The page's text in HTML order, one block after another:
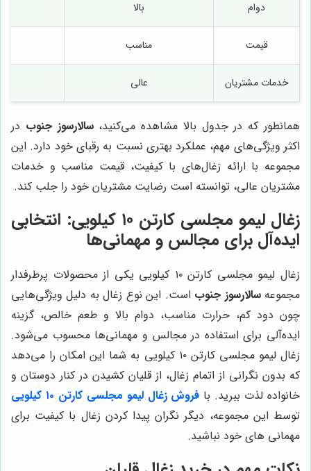
دوام بالا
قیمت مناسب
خدمات مشتریان عالی
همانطور که در جدول بالا مشاهده می‌کنید،سالارسوز جنوب در
اکثر ویژگی‌های مهم، عملکرد بهتری نسبت به رقبای خود دارد. این
مجموعه با ارائه زغال‌های با کیفیت، قیمت مناسب و خدمات
مشتریان عالی، توانسته است رضایت مشتریان خود را جلب کند.
زغال لیمو مجلسی کارتن ۱۰ کیلویی: انتخابی
ایده‌آل برای مجالس و مهمانی‌ها
زغال لیمو مجلسی کارتن ۱۰ کیلویی یکی از محصولات پرطرفدار
مجموعهسالارسوز جنوب است. این نوع زغال به دلیل ویژگی‌هایی
چون دود کم، حرارت مناسب، دوام بالا و طعم خالص، گزینه
ایده‌آلی برای استفاده در مجالس و مهمانی‌ها محسوب می‌شود.
زغال لیمو مجلسی کارتن ۱۰ کیلویی به شما این امکان را می‌دهد
که بدون نگرانی از اتمام زغال، از قلیان کشیدن در کنار دوستان و
خانواده لذت ببرید. با فروش زغال لیمو مجلسی کارتن ۱۰ کیلویی
توسط این مجموعه، دیگر نگران پیدا کردن زغال با کیفیت برای
مهمانی های خود نباشید.